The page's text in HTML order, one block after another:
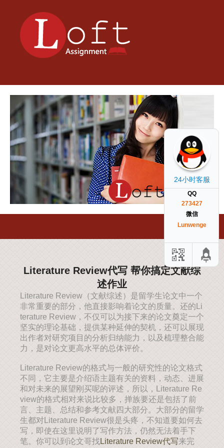
Literature Review代写 帮你搞定文献综
述作业
Literature Review（文献综述）是留学生论文中一个
非常重要的部分，他直接影响着论文的质量。还的Li
terature Review，不仅可以为接下来的论文奠定一个
坚实的理论基础，提供某种延伸的契机，还可以展现
出作者对研究项目的分析归纳能力，以及梳理整合能
力，是对论文更高水平的总体评价。
Literature Review的格式与一般的研究性的论文格式
不同，它主要是介绍语主题有关的资料，动态、进展
和对未来的展望刚买呢的评述，所以，Literature Re
view的格式相对来说比较多，掸族要还是包括了前
言、主题、总结和参考文献四大部分。大部分的留学
生都对Literature Review很是头疼，不知道要如何去
写，即使在这里说明了写作方法，仍然无法着手下
笔。你可以到论文哥找Literature Review代写来完
24小时客服
QQ
273427
微信
Lunwenge